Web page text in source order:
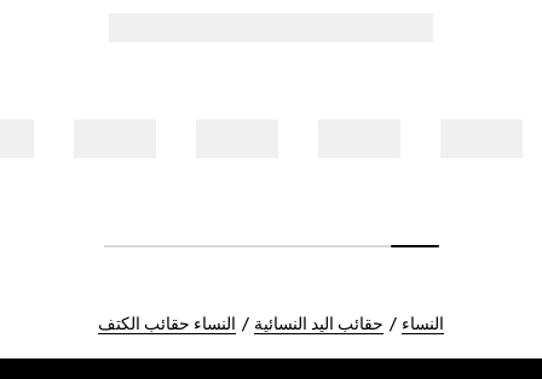
النساء حقائب اليد النسائية النساء حقائب الكتف